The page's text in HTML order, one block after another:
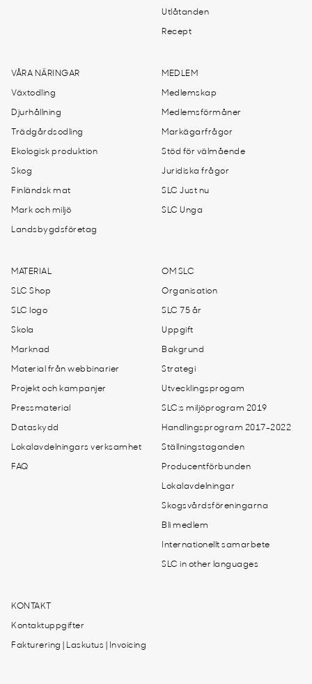
Utlåtanden
Recept
VÅRA NÄRINGAR
Växtodling
Djurhållning
Trädgårdsodling
Ekologisk produktion
Skog
Finländsk mat
Mark och miljö
Landsbygdsföretag
MEDLEM
Medlemskap
Medlemsförmåner
Markägarfrågor
Stöd för välmående
Juridiska frågor
SLC Just nu
SLC Unga
MATERIAL
SLC Shop
SLC logo
Skola
Marknad
Material från webbinarier
Projekt och kampanjer
Pressmaterial
Dataskydd
Lokalavdelningars verksamhet
FAQ
OM SLC
Organisation
SLC 75 år
Uppgift
Bakgrund
Strategi
Utvecklingsprogam
SLC:s miljöprogram 2019
Handlingsprogram 2017-2022
Ställningstaganden
Producentförbunden
Lokalavdelningar
Skogsvårdsföreningarna
Bli medlem
Internationellt samarbete
SLC in other languages
KONTAKT
Kontaktuppgifter
Fakturering | Laskutus | Invoicing